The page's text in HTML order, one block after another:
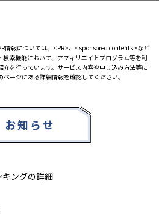
情報については、<PR>、<sponsored contents>など
索機能において、アフィリエイトプログラム等を利
を行っています。サービス内容や申し込み方法等に
ージにある詳細情報を確認してください。
お知らせ
ングの詳細